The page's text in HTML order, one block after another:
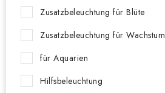
Zusatzbeleuchtung für Blüte
Zusatzbeleuchtung für Wachstum
für Aquarien
Hilfsbeleuchtung